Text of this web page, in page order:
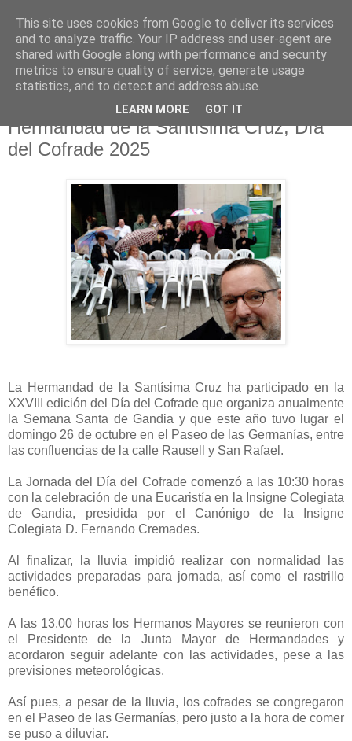
Hermandad de la
Santísima Cruz
Hermandad de la Santísima Cruz, Día
del Cofrade 2025
La Hermandad de la Santísima Cruz ha participado en la
XXVIII edición del Día del Cofrade que organiza anualmente
la Semana Santa de Gandia y que este año tuvo lugar el
domingo 26 de octubre en el Paseo de las Germanías, entre
las confluencias de la calle Rausell y San Rafael.
La Jornada del Día del Cofrade comenzó a las 10:30 horas
con la celebración de una Eucaristía en la Insigne Colegiata
de Gandia, presidida por el Canónigo de la Insigne
Colegiata D. Fernando Cremades.
Al finalizar, la lluvia impidió realizar con normalidad las
actividades preparadas para jornada, así como el rastrillo
benéfico.
A las 13.00 horas los Hermanos Mayores se reunieron con
el Presidente de la Junta Mayor de Hermandades y
acordaron seguir adelante con las actividades, pese a las
previsiones meteorológicas.
Así pues, a pesar de la lluvia, los cofrades se congregaron
en el Paseo de las Germanías, pero justo a la hora de comer
se puso a diluviar.
This site uses cookies from Google to deliver its services
and to analyze traffic. Your IP address and user-agent are
shared with Google along with performance and security
metrics to ensure quality of service, generate usage
statistics, and to detect and address abuse.
LEARN MORE GOT IT